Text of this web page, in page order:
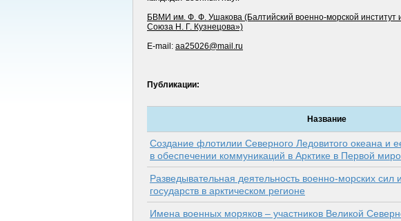
БВМИ им. Ф. Ф. Ушакова (Балтийский военно-морской
Союза Н. Г. Кузнецова»)
E-mail: aa25026@mail.ru
Публикации:
Название
Создание флотилии Северного Ледовитого океана и
в обеспечении коммуникаций в Арктике в Первой
Разведывательная деятельность военно-морских сил
государств в арктическом регионе
Имена военных моряков – участников Великой